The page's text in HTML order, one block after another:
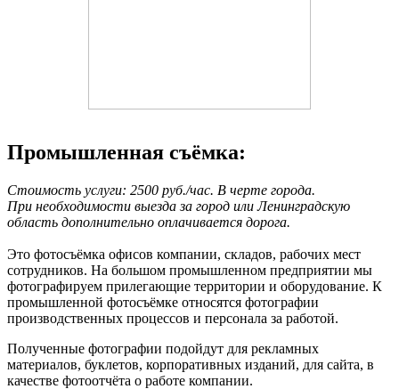
Промышленная съёмка:
Стоимость услуги: 2500 руб./час. В черте города.
При необходимости выезда за город или Ленинградскую
область дополнительно оплачивается дорога.
Это фотосъёмка офисов компании, складов, рабочих мест
сотрудников. На большом промышленном предприятии мы
фотографируем прилегающие территории и оборудование. К
промышленной фотосъёмке относятся фотографии
производственных процессов и персонала за работой.
Полученные фотографии подойдут для рекламных
материалов, буклетов, корпоративных изданий, для сайта, в
качестве фотоотчёта о работе компании.